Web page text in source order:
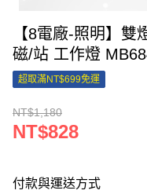
【8電廠-照明】
磁/站 工作燈
超取滿NT$699免運
NT$1,180
NT$828
付款與運送方式